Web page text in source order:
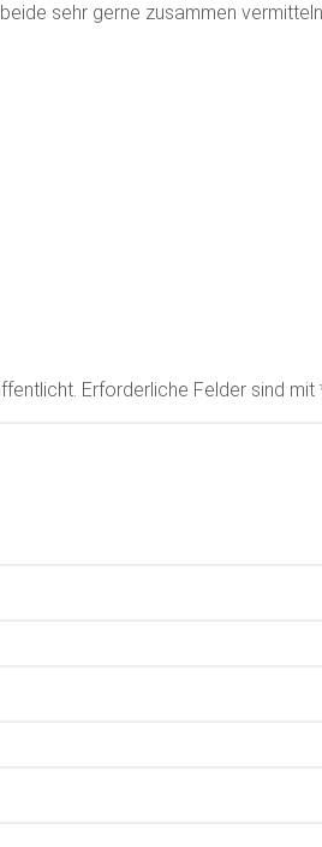
sehr gerne zusammen vermitteln
Erforderliche Felder sind mit